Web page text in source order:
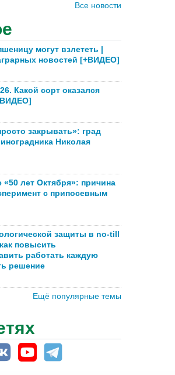
Все новости
могут взлететь |
новостей [+ВИДЕО]
Какой сорт оказался
закрывать»: град
Николая
лет Октября»: причина
с припосевным
защиты в no-till
повысить
работать каждую
решение
Ещё популярные темы